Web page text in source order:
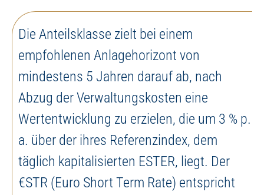
Die Anteilsklasse zielt bei einem
empfohlenen Anlagehorizont von
mindestens 5 Jahren darauf ab, nach
Abzug der Verwaltungskosten eine
Wertentwicklung zu erzielen, die um 3 % p.
a. über der ihres Referenzindex, dem
täglich kapitalisierten ESTER, liegt. Der
€STR (Euro Short Term Rate) entspricht